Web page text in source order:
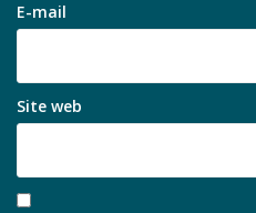
E-mail
Site web